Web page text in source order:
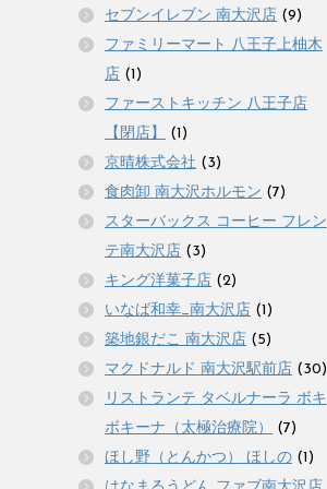
セブンイレブン 南大沢店 (9)
ファミリーマート 八王子上柚木
店 (1)
ファーストキッチン 八王子店
【閉店】
(1)
京晴株式会社 (3)
食肉卸 南大沢ホルモン (7)
スターバックス コーヒー フレン
テ南大沢店 (3)
キング洋菓子店 (2)
いなば和幸_南大沢店 (1)
築地銀だこ 南大沢店 (5)
マクドナルド 南大沢駅前店 (30)
リストランテ タベルナーラ ボキ
ボキーナ（太極治療院）
(7)
ほし野（とんかつ） ほしの (1)